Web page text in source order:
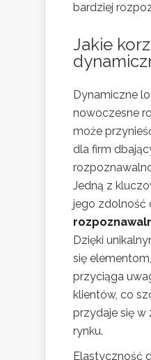
bardziej
Jakie
Dynamiczne
nowoczesne
może
dla firm
Jedną z
jego zdolność
Dzięki
się
przyciąga
klientów, co
przydaje się w
rynku.
Elastyczność